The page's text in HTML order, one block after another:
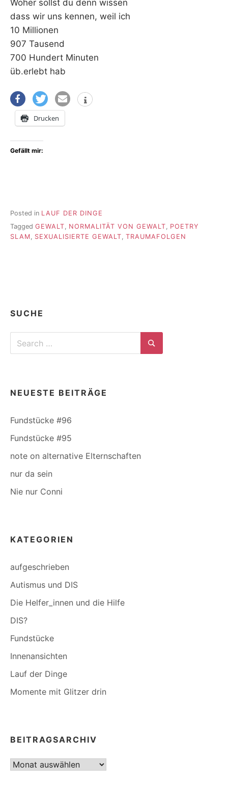
Woher sollst du denn wissen
dass wir uns kennen, weil ich
10 Millionen
907 Tausend
700 Hundert Minuten
üb.erlebt hab
Drucken
Gefällt mir:
Posted in LAUF DER DINGE
Tagged GEWALT, NORMALITÄT VON GEWALT, POETRY
SLAM, SEXUALISIERTE GEWALT, TRAUMAFOLGEN
SUCHE
Search
for:
Search
NEUESTE BEITRÄGE
Fundstücke #96
Fundstücke #95
note on alternative Elternschaften
nur da sein
Nie nur Conni
KATEGORIEN
aufgeschrieben
Autismus und DIS
Die Helfer_innen und die Hilfe
DIS?
Fundstücke
Innenansichten
Lauf der Dinge
Momente mit Glitzer drin
BEITRAGSARCHIV
Beitragsarchiv